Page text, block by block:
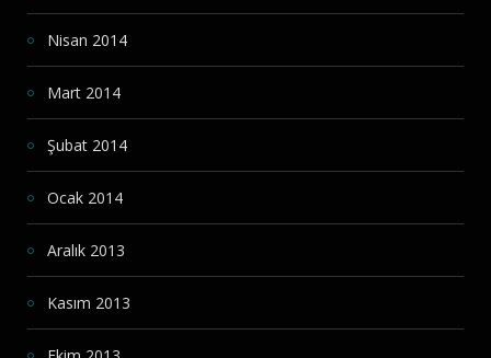
Nisan 2014
Mart 2014
Şubat 2014
Ocak 2014
Aralık 2013
Kasım 2013